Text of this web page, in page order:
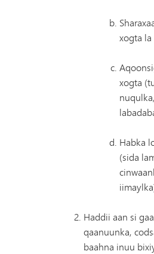
xogta la
xogta
Habka
(sida
Haddii aan si
qaanuunka,
baahna inuu